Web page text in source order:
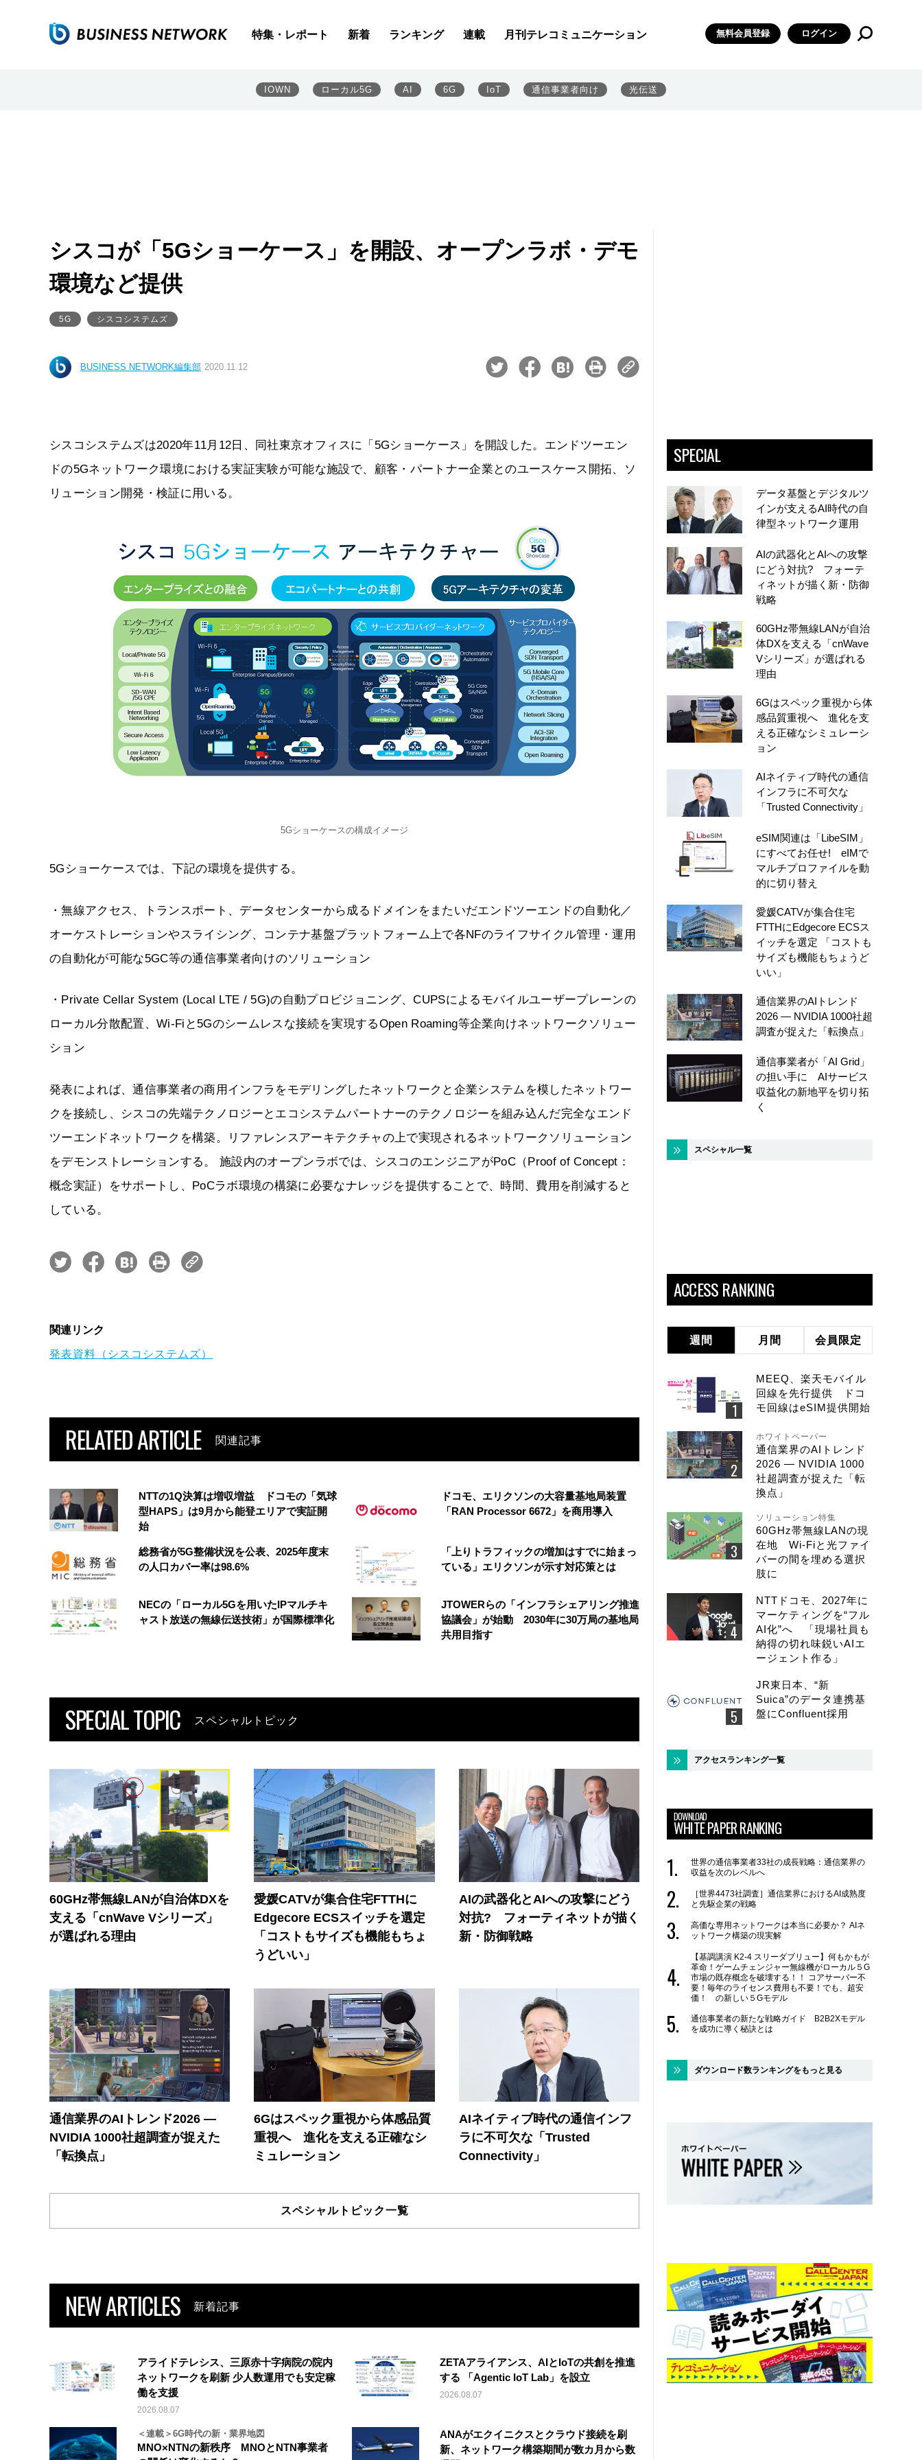
特集・レポート 新着 ランキング 連載 月刊テレコミュニケーション 無料会員登録 ログイン
IOWN ローカル5G AI 6G IoT 通信事業者向け 光伝送
シスコが「5Gショーケース」を開設、オープンラボ・デモ
環境など提供
5G シスコシステムズ
BUSINESS NETWORK編集部 2020.11.12
シスコシステムズは2020年11月12日、同社東京オフィスに「5Gショーケース」を開設した。エンドツーエン
ドの5Gネットワーク環境における実証実験が可能な施設で、顧客・パートナー企業とのユースケース開拓、ソ
リューション開発・検証に用いる。
5Gショーケースの構成イメージ
5Gショーケースでは、下記の環境を提供する。
・無線アクセス、トランスポート、データセンターから成るドメインをまたいだエンドツーエンドの自動化／
オーケストレーションやスライシング、コンテナ基盤プラットフォーム上で各NFのライフサイクル管理・運用
の自動化が可能な5GC等の通信事業者向けのソリューション
・Private Cellar System (Local LTE / 5G)の自動プロビジョニング、CUPSによるモバイルユーザープレーンの
ローカル分散配置、Wi-Fiと5Gのシームレスな接続を実現するOpen Roaming等企業向けネットワークソリュー
ション
発表によれば、通信事業者の商用インフラをモデリングしたネットワークと企業システムを模したネットワー
クを接続し、シスコの先端テクノロジーとエコシステムパートナーのテクノロジーを組み込んだ完全なエンド
ツーエンドネットワークを構築。リファレンスアーキテクチャの上で実現されるネットワークソリューション
をデモンストレーションする。 施設内のオープンラボでは、シスコのエンジニアがPoC（Proof of Concept：
概念実証）をサポートし、PoCラボ環境の構築に必要なナレッジを提供することで、時間、費用を削減すると
している。
関連リンク
発表資料（シスコシステムズ）
RELATED ARTICLE 関連記事
NTTの1Q決算は増収増益 ドコモの「気球
型HAPS」は9月から能登エリアで実証開
始
ドコモ、エリクソンの大容量基地局装置
「RAN Processor 6672」を商用導入
総務省が5G整備状況を公表、2025年度末
の人口カバー率は98.6%
「上りトラフィックの増加はすでに始まっ
ている」エリクソンが示す対応策とは
NECの「ローカル5Gを用いたIPマルチキ
ャスト放送の無線伝送技術」が国際標準化
JTOWERらの「インフラシェアリング推進
協議会」が始動 2030年に30万局の基地局
共用目指す
SPECIAL TOPIC スペシャルトピック
60GHz帯無線LANが自治体DXを
支える「cnWave Vシリーズ」
が選ばれる理由
愛媛CATVが集合住宅FTTHに
Edgecore ECSスイッチを選定
「コストもサイズも機能もちょ
うどいい」
AIの武器化とAIへの攻撃にどう
対抗? フォーティネットが描く
新・防御戦略
通信業界のAIトレンド2026 ―
NVIDIA 1000社超調査が捉えた
「転換点」
6Gはスペック重視から体感品質
重視へ 進化を支える正確なシ
ミュレーション
AIネイティブ時代の通信インフ
ラに不可欠な「Trusted
Connectivity」
スペシャルトピック一覧
NEW ARTICLES 新着記事
アライドテレシス、三原赤十字病院の院内
ネットワークを刷新 少人数運用でも安定稼
働を支援
2026.08.07
ZETAアライアンス、AIとIoTの共創を推進
する 「Agentic IoT Lab」を設立
2026.08.07
＜連載＞6G時代の新・業界地図
MNO×NTNの新秩序 MNOとNTN事業者
ANAがエクイニクスとクラウド接続を刷
新、ネットワーク構築期間が数カ月から数
SPECIAL
データ基盤とデジタルツ
インが支えるAI時代の自
律型ネットワーク運用
AIの武器化とAIへの攻撃
にどう対抗? フォーテ
ィネットが描く新・防御
戦略
60GHz帯無線LANが自治
体DXを支える「cnWave
Vシリーズ」が選ばれる
理由
6Gはスペック重視から体
感品質重視へ 進化を支
える正確なシミュレーシ
ョン
AIネイティブ時代の通信
インフラに不可欠な
「Trusted Connectivity」
eSIM関連は「LibeSIM」
にすべてお任せ! eIMで
マルチプロファイルを動
的に切り替え
愛媛CATVが集合住宅
FTTHにEdgecore ECSス
イッチを選定 「コストも
サイズも機能もちょうど
いい」
通信業界のAIトレンド
2026 ― NVIDIA 1000社超
調査が捉えた「転換点」
通信事業者が「AI Grid」
の担い手に AIサービス
収益化の新地平を切り拓
く
スペシャル一覧
ACCESS RANKING
週間 月間 会員限定
MEEQ、楽天モバイル
回線を先行提供 ドコ
モ回線はeSIM提供開始
ホワイトペーパー
通信業界のAIトレンド
2026 ― NVIDIA 1000
社超調査が捉えた「転
換点」
ソリューション特集
60GHz帯無線LANの現
在地 Wi-Fiと光ファイ
バーの間を埋める選択
肢に
NTTドコモ、2027年に
マーケティングを“フル
AI化”へ 「現場社員も
納得の切れ味鋭いAIエ
ージェント作る」
JR東日本、“新
Suica”のデータ連携基
盤にConfluent採用
アクセスランキング一覧
DOWNLOAD
WHITE PAPER RANKING
世界の通信事業者33社の成長戦略：通信業界の
収益を次のレベルへ
［世界4473社調査］通信業界におけるAI成熟度
と先駆企業の戦略
高価な専用ネットワークは本当に必要か？ AIネ
ットワーク構築の現実解
【基調講演 K2-4 スリーダブリュー】何もかもが
革命！ゲームチェンジャー無線機がローカル５G
市場の既存概念を破壊する！！ コアサーバー不
要！毎年のライセンス費用も不要！でも、超安
価！ の新しい５Gモデル
通信事業者の新たな戦略ガイド B2B2Xモデル
を成功に導く秘訣とは
ダウンロード数ランキングをもっと見る